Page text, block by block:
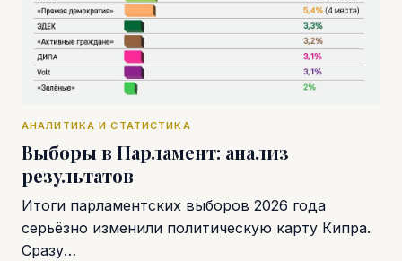
АНАЛИТИКА И СТАТИСТИКА
Выборы в Парламент: анализ
результатов
Итоги парламентских выборов 2026 года
серьёзно изменили политическую карту Кипра.
Сразу…